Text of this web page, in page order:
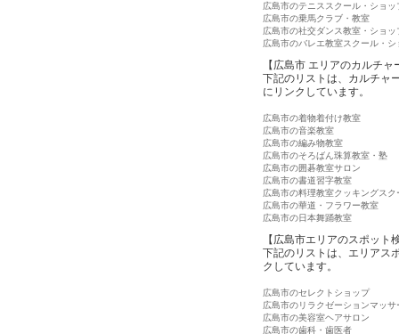
広島市のテニススクール・ショッ
広島市の乗馬クラブ・教室
広島市の社交ダンス教室・ショッ
広島市のバレエ教室スクール・シ
【広島市 エリアのカルチ
下記のリストは、カルチャ
にリンクしています。
広島市の着物着付け教室
広島市の音楽教室
広島市の編み物教室
広島市のそろばん珠算教室・塾
広島市の囲碁教室サロン
広島市の書道習字教室
広島市の料理教室クッキングスク
広島市の華道・フラワー教室
広島市の日本舞踊教室
【広島市エリアのスポット
下記のリストは、エリアス
クしています。
広島市のセレクトショップ
広島市のリラクゼーションマッサ
広島市の美容室ヘアサロン
広島市の歯科・歯医者